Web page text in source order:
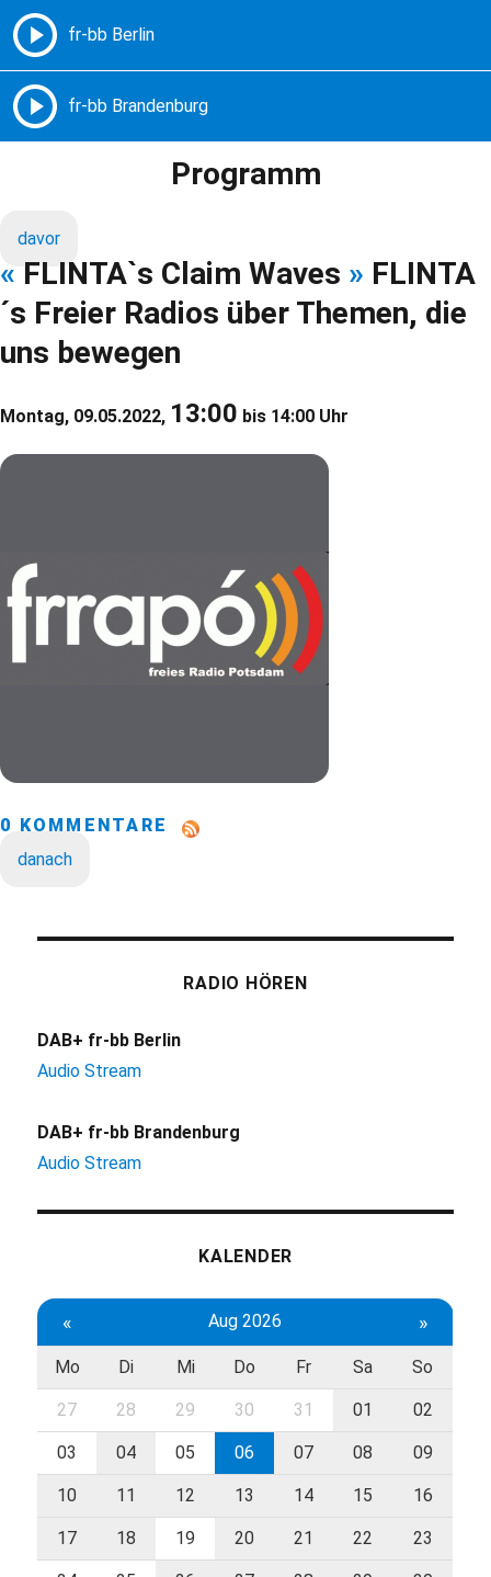
Freie Radios – Berlin Brandenburg
Programm
davor
« FLINTA`s Claim Waves » FLINTA
´s Freier Radios über Themen, die
uns bewegen
Montag, 09.05.2022, 13:00 bis 14:00 Uhr
0 KOMMENTARE
danach
RADIO HÖREN
DAB+ fr-bb Berlin
Audio Stream
DAB+ fr-bb Brandenburg
Audio Stream
KALENDER
« Aug 2026 »
Mo Di Mi Do Fr Sa So
27 28 29 30 31 01 02
03 04 05 06 07 08 09
10 11 12 13 14 15 16
17 18 19 20 21 22 23